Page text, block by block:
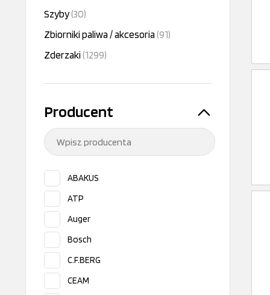
Szyby(30)
Zbiorniki paliwa / akcesoria(91)
Zderzaki(1299)
Producent
ABAKUS
ATP
Auger
Bosch
C.F.BERG
CEAM